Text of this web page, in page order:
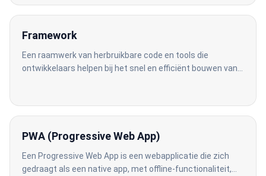
Framework
Een raamwerk van herbruikbare code en tools die
ontwikkelaars helpen bij het snel en efficiënt bouwen van
PWA (Progressive Web App)
Een Progressive Web App is een webapplicatie die zich
gedraagt als een native app, met offline-functionaliteit,